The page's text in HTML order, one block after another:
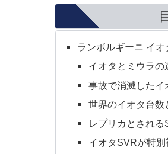
ランボルギーニ イ
イオタとミウラの
事故で消滅したイ
世界のイオタ台数
レプリカとされ
イオタSVRが特